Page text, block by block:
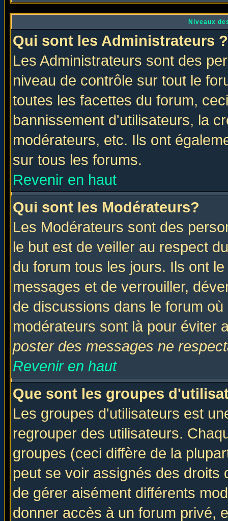
Niveaux
Qui sont les Administrateurs ?
Les Administrateurs sont des
niveau de contrôle sur tout le
toutes les facettes du forum,
bannissement d'utilisateurs, la
modérateurs, etc. Ils ont
sur tous les forums.
Revenir en haut
Qui sont les Modérateurs?
Les Modérateurs sont des
le but est de veiller au respect
du forum tous les jours. Ils ont
messages et de verrouiller,
de discussions dans le forum
modérateurs sont là pour éviter
poster des messages ne
Revenir en haut
Que sont les groupes
Les groupes d'utilisateurs est
regrouper des utilisateurs.
groupes (ceci diffère de la
peut se voir assignés des
de gérer aisément différents
donner accès à un forum privé,